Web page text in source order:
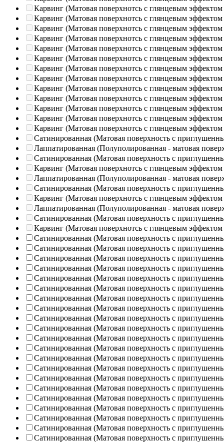
Карвинг (Матовая поверхнотсь с глянцевым эффектом
Карвинг (Матовая поверхнотсь с глянцевым эффектом
Карвинг (Матовая поверхнотсь с глянцевым эффектом
Карвинг (Матовая поверхнотсь с глянцевым эффектом
Карвинг (Матовая поверхнотсь с глянцевым эффектом
Карвинг (Матовая поверхнотсь с глянцевым эффектом
Карвинг (Матовая поверхнотсь с глянцевым эффектом
Карвинг (Матовая поверхнотсь с глянцевым эффектом
Карвинг (Матовая поверхнотсь с глянцевым эффектом
Карвинг (Матовая поверхнотсь с глянцевым эффектом
Карвинг (Матовая поверхнотсь с глянцевым эффектом
Карвинг (Матовая поверхнотсь с глянцевым эффектом
Карвинг (Матовая поверхнотсь с глянцевым эффектом
Сатинированная (Матовая поверхность с
Лаппатированная (Полуполированная - матовая
Сатинированная (Матовая поверхность с
Карвинг (Матовая поверхнотсь с глянцевым эффектом
Лаппатированная (Полуполированная - матовая
Сатинированная (Матовая поверхность с
Карвинг (Матовая поверхнотсь с глянцевым эффектом
Лаппатированная (Полуполированная - матовая
Сатинированная (Матовая поверхность с
Карвинг (Матовая поверхнотсь с глянцевым эффектом
Сатинированная (Матовая поверхность с
Сатинированная (Матовая поверхность с
Сатинированная (Матовая поверхность с
Сатинированная (Матовая поверхность с
Сатинированная (Матовая поверхность с
Сатинированная (Матовая поверхность с
Сатинированная (Матовая поверхность с
Сатинированная (Матовая поверхность с
Сатинированная (Матовая поверхность с
Сатинированная (Матовая поверхность с
Сатинированная (Матовая поверхность с
Сатинированная (Матовая поверхность с
Сатинированная (Матовая поверхность с
Сатинированная (Матовая поверхность с
Сатинированная (Матовая поверхность с
Сатинированная (Матовая поверхность с
Сатинированная (Матовая поверхность с
Сатинированная (Матовая поверхность с
Сатинированная (Матовая поверхность с
Сатинированная (Матовая поверхность с
Сатинированная (Матовая поверхность с